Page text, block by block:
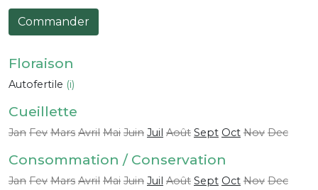
Commander
Floraison
Autofertile (i)
Cueillette
Jan Fev Mars Avril Mai Juin Juil Août Sept Oct Nov Dec
Consommation / Conservation
Jan Fev Mars Avril Mai Juin Juil Août Sept Oct Nov Dec